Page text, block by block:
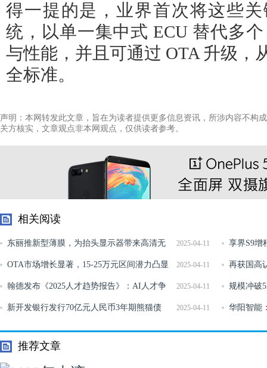
得一提的是，业界首次将这些
统，以单一集中式 ECU 替代多
与性能，并且可通过 OTA 升级，
全标准。
声明：本网转发此文章，旨在为读者提供更多信息资讯，所涉内容不构
关方核实，文章观点非本网观点，仅供读者参考。
相关阅读
2025-04-11
东丽推新型薄膜，为抬头显示器带来高清无
重影体验
享界S9增
乘新高度
2025-04-11
OTA市场增长显著，15-25万元区间潜力凸显 再获国高
金融科技领
2025-04-11
翰德发布《2025人才趋势报告》：AI人才争
夺白热化每两个AI岗位能匹配
规模冲破
资产仅占
2025-04-11
新开发银行发行70亿元人民币3年期熊猫债 华阳智能
51%股权
推荐文章